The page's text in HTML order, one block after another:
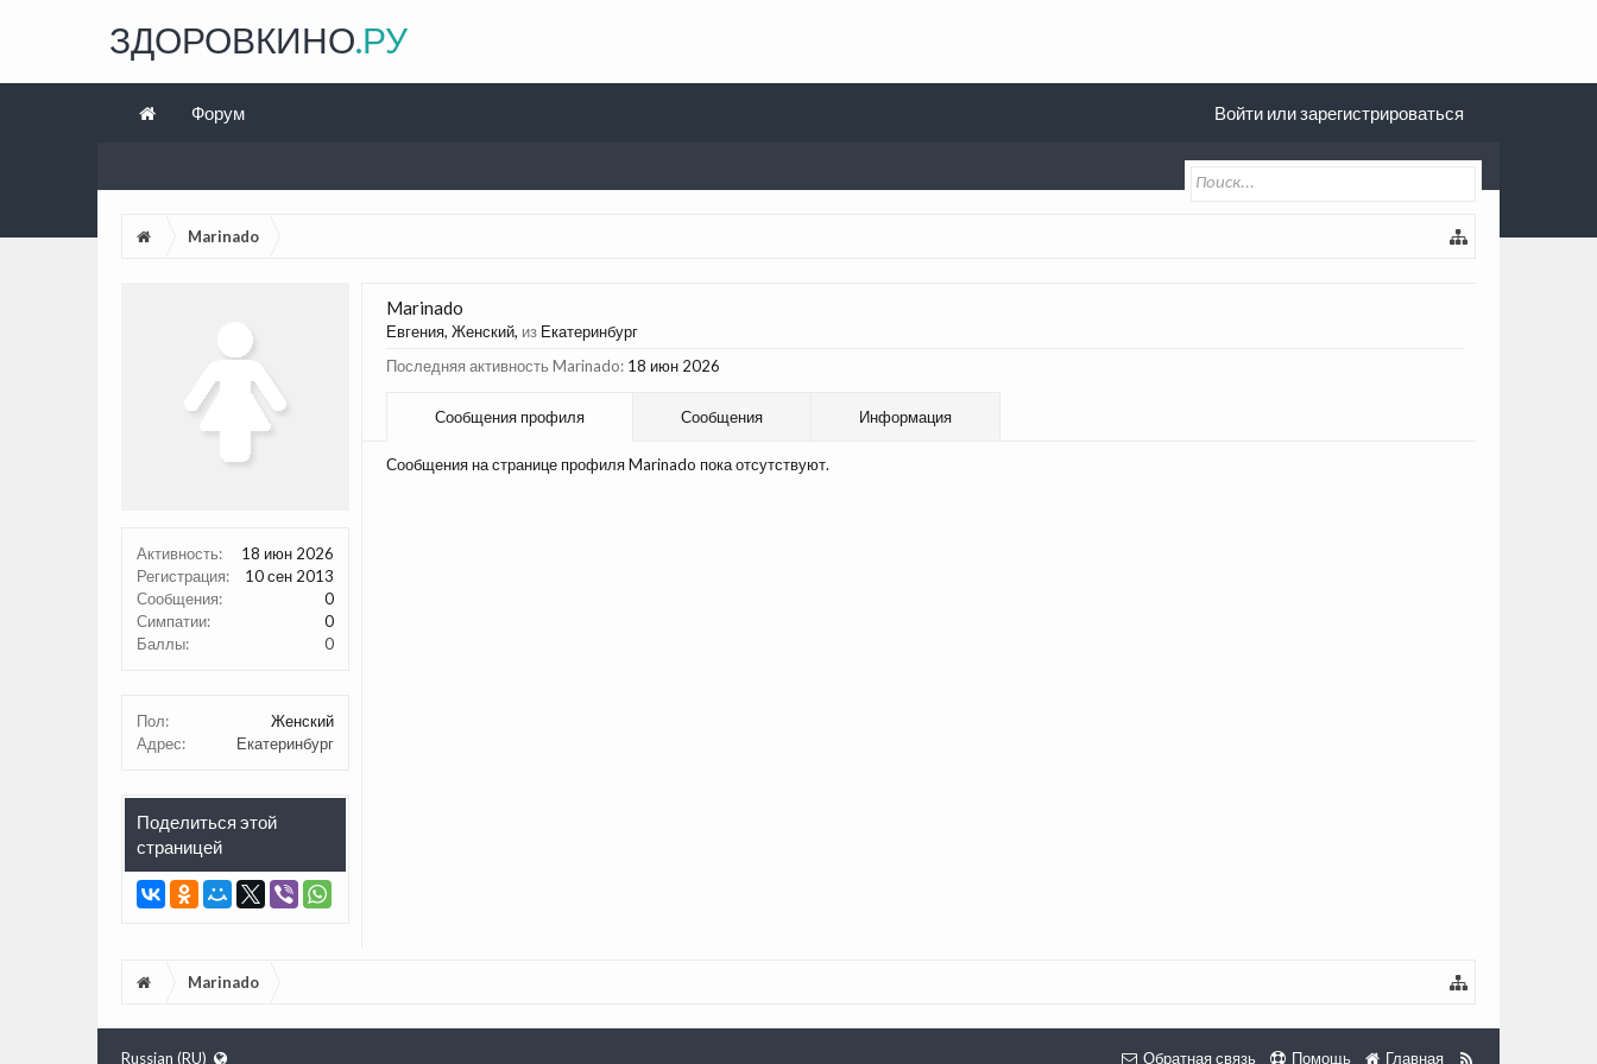
Marinado
Активность:
18 июн 2026
Регистрация:
10 сен 2013
Сообщения:
0
Симпатии:
0
Баллы:
0
Пол:
Женский
Адрес:
Екатеринбург
Поделиться этой
страницей
Marinado
Евгения, Женский, из Екатеринбург
Последняя активность Marinado: 18 июн 2026
Сообщения профиля Сообщения Информация
Сообщения на странице профиля Marinado пока отсутствуют.
Marinado
ЗДОРОВКИНО.РУ
Форум Войти или зарегистрироваться
Russian (RU) Обратная связь Помощь Главная